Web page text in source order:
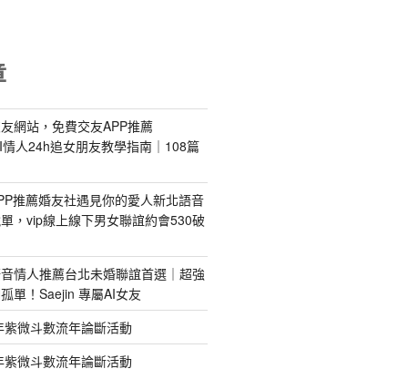
網站，免費交友APP推薦
人24h追女朋友教學指南｜108篇
推薦婚友社遇見你的愛人新北語音
，vip線上線下男女聯誼約會530破
情人推薦台北未婚聯誼首選｜超強
單！Saejin 專屬AI女友
微斗數流年論斷活動
微斗數流年論斷活動